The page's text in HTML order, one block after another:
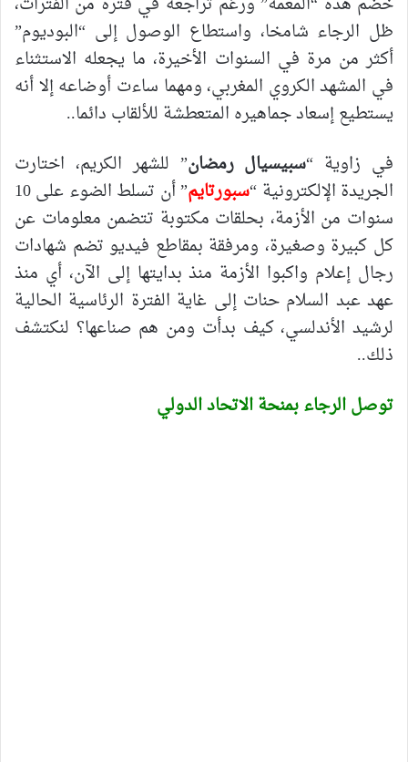
ظل الرجاء شامخا، واستطاع الوصول إلى “البوديوم”
أكثر من مرة في السنوات الأخيرة، ما يجعله الاستثناء
في المشهد الكروي المغربي، ومهما ساءت أوضاعه إلا أنه
يستطيع إسعاد جماهيره المتعطشة للألقاب دائما..
في زاوية “سبيسيال رمضان” للشهر الكريم، اختارت
الجريدة الإلكترونية “سبورتايم
” أن تسلط الضوء على 10
سنوات من الأزمة، بحلقات مكتوبة تتضمن معلومات عن
كل كبيرة وصغيرة، ومرفقة بمقاطع فيديو تضم شهادات
رجال إعلام واكبوا الأزمة منذ بدايتها إلى الآن، أي منذ
عهد عبد السلام حنات إلى غاية الفترة الرئاسية الحالية
لرشيد الأندلسي، كيف بدأت ومن هم صناعها؟ لنكتشف
ذلك..
توصل الرجاء بمنحة الاتحاد الدولي